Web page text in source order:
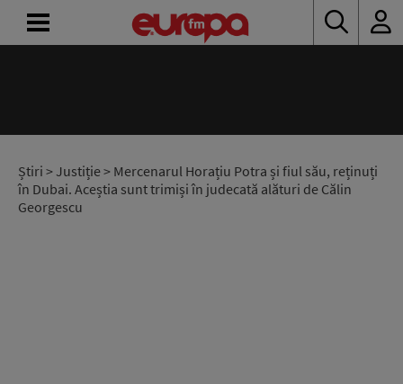
Știri > Justiție> Mercenarul Horațiu Potra și fiul său, reținuți
în Dubai. Aceștia sunt trimiși în judecată alături de Călin
Georgescu
RADIO
CONCURSURI